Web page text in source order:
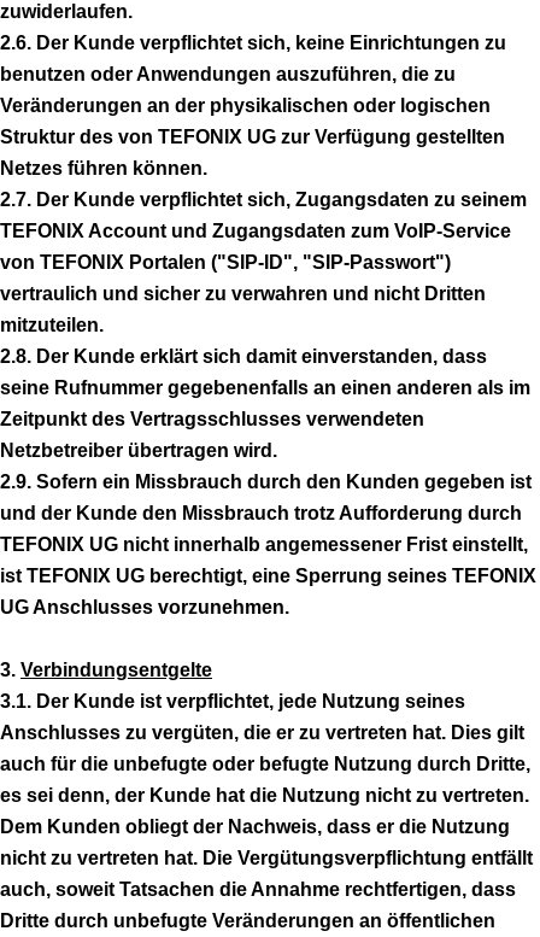
zuwiderlaufen.
2.6. Der Kunde verpflichtet sich, keine Einrichtungen zu
benutzen oder Anwendungen auszuführen, die zu
Veränderungen an der physikalischen oder logischen
Struktur des von TEFONIX UG zur Verfügung gestellten
Netzes führen können.
2.7. Der Kunde verpflichtet sich, Zugangsdaten zu seinem
TEFONIX Account und Zugangsdaten zum VoIP-Service
von TEFONIX Portalen ("SIP-ID", "SIP-Passwort")
vertraulich und sicher zu verwahren und nicht Dritten
mitzuteilen.
2.8. Der Kunde erklärt sich damit einverstanden, dass
seine Rufnummer gegebenenfalls an einen anderen als im
Zeitpunkt des Vertragsschlusses verwendeten
Netzbetreiber übertragen wird.
2.9. Sofern ein Missbrauch durch den Kunden gegeben ist
und der Kunde den Missbrauch trotz Aufforderung durch
TEFONIX UG nicht innerhalb angemessener Frist einstellt,
ist TEFONIX UG berechtigt, eine Sperrung seines TEFONIX
UG Anschlusses vorzunehmen.
3. Verbindungsentgelte
3.1. Der Kunde ist verpflichtet, jede Nutzung seines
Anschlusses zu vergüten, die er zu vertreten hat. Dies gilt
auch für die unbefugte oder befugte Nutzung durch Dritte,
es sei denn, der Kunde hat die Nutzung nicht zu vertreten.
Dem Kunden obliegt der Nachweis, dass er die Nutzung
nicht zu vertreten hat. Die Vergütungsverpflichtung entfällt
auch, soweit Tatsachen die Annahme rechtfertigen, dass
Dritte durch unbefugte Veränderungen an öffentlichen